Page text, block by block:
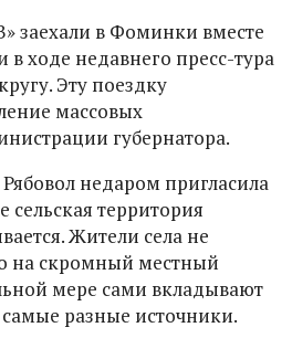
заехали в Фоминки вместе
в ходе недавнего пресс-тура
Эту поездку
массовых
губернатора.
недаром пригласила
территория
Жители села не
на скромный местный
мере сами вкладывают
самые разные источники.